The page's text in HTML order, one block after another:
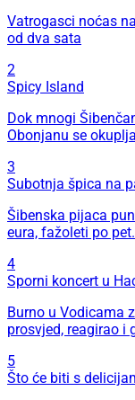
Vatrogasci noćas
od dva sata
2
Spicy Island
Dok mnogi
Obonjanu se
3
Subotnja špica na
Šibenska pijaca
eura, fažoleti po
4
Sporni koncert u
Burno u Vodicama
prosvjed, reagirao i
5
Što će biti s